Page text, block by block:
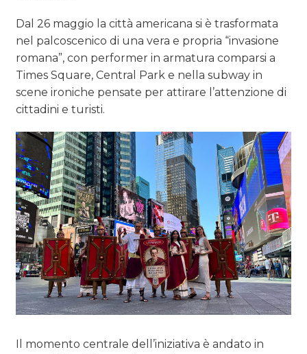
Dal 26 maggio la città americana si è trasformata
nel palcoscenico di una vera e propria “invasione
romana”, con performer in armatura comparsi a
Times Square, Central Park e nella subway in
scene ironiche pensate per attirare l’attenzione di
cittadini e turisti.
Il momento centrale dell’iniziativa è andato in